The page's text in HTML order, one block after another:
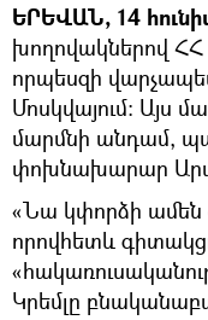
ԵՐԵՎԱՆ, 14
խողովակներով
որպեսզի
Մոսկվայում։ Այս
մարմնի անդամ,
փոխնախարար
«Նա կփորձի ամեն
որովհետև
Կրեմլը